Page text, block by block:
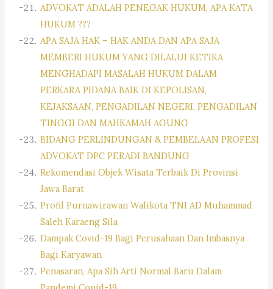
ADVOKAT ADALAH PENEGAK HUKUM, APA KATA
HUKUM ???
APA SAJA HAK – HAK ANDA DAN APA SAJA
MEMBERI HUKUM YANG DILALUI KETIKA
MENGHADAPI MASALAH HUKUM DALAM
PERKARA PIDANA BAIK DI KEPOLISAN,
KEJAKSAAN, PENGADILAN NEGERI, PENGADILAN
TINGGI DAN MAHKAMAH AGUNG
BIDANG PERLINDUNGAN & PEMBELAAN PROFESI
ADVOKAT DPC PERADI BANDUNG
Rekomendasi Objek Wisata Terbaik Di Provinsi
Jawa Barat
Profil Purnawirawan Walikota TNI AD Muhammad
Saleh Karaeng Sila
Dampak Covid-19 Bagi Perusahaan Dan Imbasnya
Bagi Karyawan
Penasaran, Apa Sih Arti Normal Baru Dalam